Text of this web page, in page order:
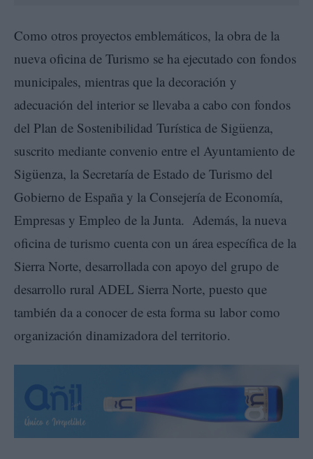
Como otros proyectos emblemáticos, la obra de la
nueva oficina de Turismo se ha ejecutado con fondos
municipales, mientras que la decoración y
adecuación del interior se llevaba a cabo con fondos
del Plan de Sostenibilidad Turística de Sigüenza,
suscrito mediante convenio entre el Ayuntamiento de
Sigüenza, la Secretaría de Estado de Turismo del
Gobierno de España y la Consejería de Economía,
Empresas y Empleo de la Junta. Además, la nueva
oficina de turismo cuenta con un área específica de la
Sierra Norte, desarrollada con apoyo del grupo de
desarrollo rural ADEL Sierra Norte, puesto que
también da a conocer de esta forma su labor como
organización dinamizadora del territorio.